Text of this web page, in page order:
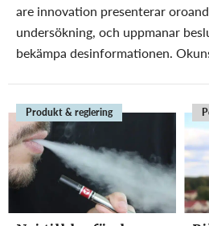
are innovation presenterar
undersökning, och uppmanar
bekämpa desinformationen.
Produkt & reglering